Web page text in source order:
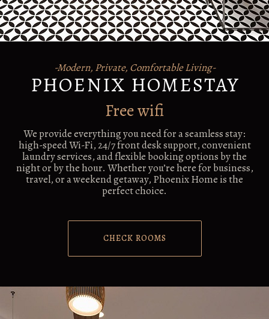
-Modern, Private, Comfortable Living-
PHOENIX HOMESTAY
Free wifi
We provide everything you need for a seamless stay:
high-speed Wi-Fi, 24/7 front desk support, convenient
laundry services, and flexible booking options by the
night or by the hour. Whether you’re here for business,
travel, or a weekend getaway, Phoenix Home is the
perfect choice.
CHECK ROOMS